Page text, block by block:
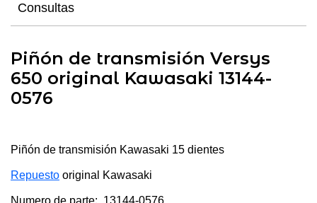
Consultas
Piñón de transmisión Versys
650 original Kawasaki 13144-
0576
Piñón de transmisión Kawasaki 15 dientes
Repuesto original Kawasaki